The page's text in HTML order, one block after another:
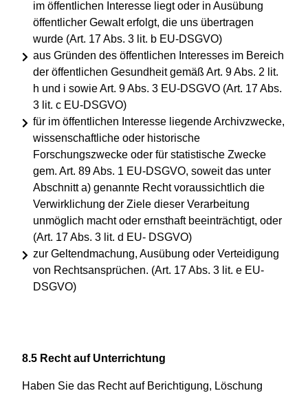
im öffentlichen Interesse liegt oder in Ausübung
öffentlicher Gewalt erfolgt, die uns übertragen
wurde (Art. 17 Abs. 3 lit. b EU-DSGVO)
aus Gründen des öffentlichen Interesses im Bereich
der öffentlichen Gesundheit gemäß Art. 9 Abs. 2 lit.
h und i sowie Art. 9 Abs. 3 EU-DSGVO (Art. 17 Abs.
3 lit. c EU-DSGVO)
für im öffentlichen Interesse liegende Archivzwecke,
wissenschaftliche oder historische
Forschungszwecke oder für statistische Zwecke
gem. Art. 89 Abs. 1 EU-DSGVO, soweit das unter
Abschnitt a) genannte Recht voraussichtlich die
Verwirklichung der Ziele dieser Verarbeitung
unmöglich macht oder ernsthaft beeinträchtigt, oder
(Art. 17 Abs. 3 lit. d EU- DSGVO)
zur Geltendmachung, Ausübung oder Verteidigung
von Rechtsansprüchen. (Art. 17 Abs. 3 lit. e EU-
DSGVO)
8.5 Recht auf Unterrichtung
Haben Sie das Recht auf Berichtigung, Löschung